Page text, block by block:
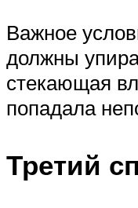
Важное
должны
стекающая
попадала
Третий